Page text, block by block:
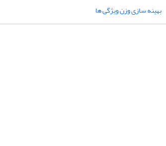
بهینه سازی وزن ویژگی ها